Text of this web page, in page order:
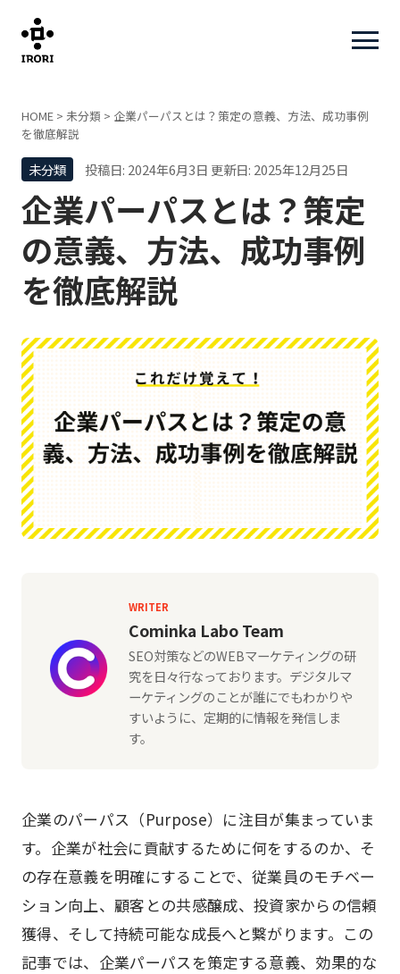
HOME > 未分類 > 企業パーパスとは？策定の意義、方法、成功事例
を徹底解説
未分類 投稿日: 2024年6月3日 更新日: 2025年12月25日
企業パーパスとは？策定
の意義、方法、成功事例
を徹底解説
WRITER
Cominka Labo Team
SEO対策などのWEBマーケティングの研
究を日々行なっております。デジタルマ
ーケティングのことが誰にでもわかりや
すいように、定期的に情報を発信しま
す。
企業のパーパス（Purpose）に注目が集まっていま
す。企業が社会に貢献するために何をするのか、そ
の存在意義を明確にすることで、従業員のモチベー
ション向上、顧客との共感醸成、投資家からの信頼
獲得、そして持続可能な成長へと繋がります。この
記事では、企業パーパスを策定する意義、効果的な